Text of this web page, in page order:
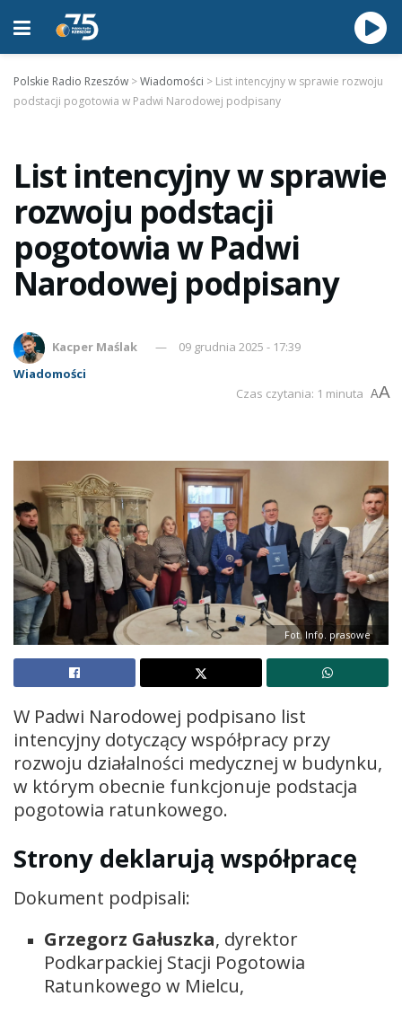
Polskie Radio Rzeszów >Wiadomości > List intencyjny w sprawie rozwoju
podstacji pogotowia w Padwi Narodowej podpisany
List intencyjny w sprawie
rozwoju podstacji
pogotowia w Padwi
Narodowej podpisany
Kacper Maślak
09 grudnia 2025 - 17:39
Wiadomości
Czas czytania: 1 minuta AA
Fot. Info. prasowe
W Padwi Narodowej podpisano list
intencyjny dotyczący współpracy przy
rozwoju działalności medycznej w budynku,
w którym obecnie funkcjonuje podstacja
pogotowia ratunkowego.
Strony deklarują współpracę
Dokument podpisali:
Grzegorz Gałuszka, dyrektor
Podkarpackiej Stacji Pogotowia
Ratunkowego w Mielcu,